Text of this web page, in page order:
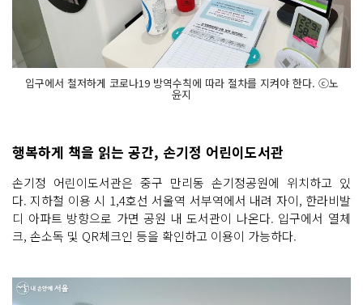
입구에서 철저하게 코로나19 방역수칙에 따라 절차를 지켜야 한다. ⓒ노
윤지
행복하게 책을 읽는 공간, 손기정 어린이도서관
손기정 어린이도서관은 중구 만리동 손기정공원에 위치하고 있
다. 지하철 이용 시 1,4호선 서울역 서부역에서 내려 자이, 한라비발
디 아파트 방향으로 가면 공원 내 도서관이 나온다. 입구에서 열체
크, 손소독 및 QR체크인 등을 확인하고 이용이 가능하다.